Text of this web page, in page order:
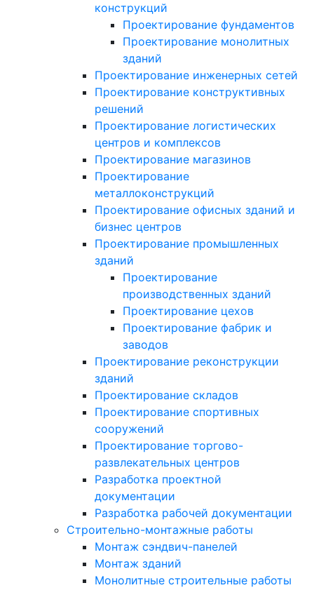
конструкций
Проектирование фундаментов
Проектирование монолитных
зданий
Проектирование инженерных сетей
Проектирование конструктивных
решений
Проектирование логистических
центров и комплексов
Проектирование магазинов
Проектирование
металлоконструкций
Проектирование офисных зданий и
бизнес центров
Проектирование промышленных
зданий
Проектирование
производственных зданий
Проектирование цехов
Проектирование фабрик и
заводов
Проектирование реконструкции
зданий
Проектирование складов
Проектирование спортивных
сооружений
Проектирование торгово-
развлекательных центров
Разработка проектной
документации
Разработка рабочей документации
Строительно-монтажные работы
Монтаж сэндвич-панелей
Монтаж зданий
Монолитные строительные работы